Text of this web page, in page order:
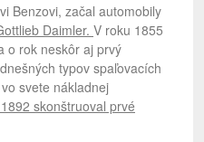
Benzovi, začal automobily
Daimler. V roku 1855
o rok neskôr aj prvý
typov spaľovacích
svete nákladnej
skonštruoval prvé